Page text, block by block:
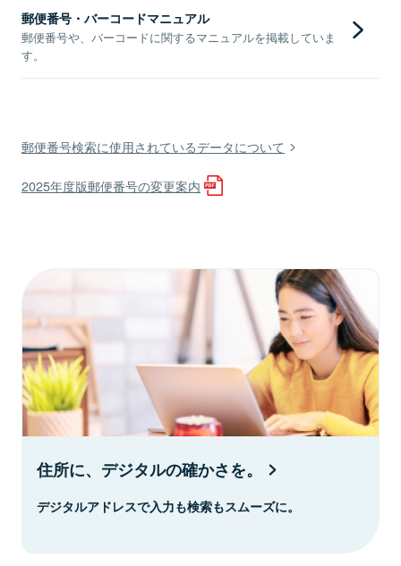
郵便番号・バーコードマニュアル
郵便番号や、バーコードに関するマニュアルを掲載していま
す。
郵便番号検索に使用されているデータについて
2025年度版郵便番号の変更案内
住所に、デジタルの確かさを。
デジタルアドレスで入力も検索もスムーズに。